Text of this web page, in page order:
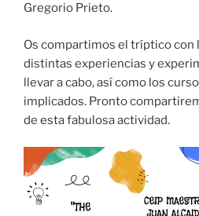
Gregorio Prieto.
Os compartimos el tríptico con
distintas experiencias y
llevar a cabo, así como los
implicados. Pronto
de esta fabulosa actividad.